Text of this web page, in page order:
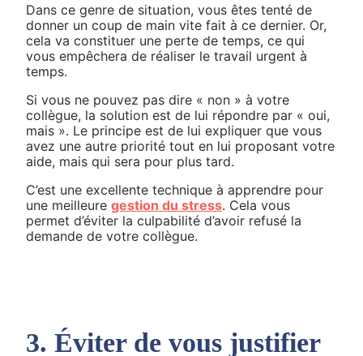
Dans ce genre de situation, vous êtes tenté de
donner un coup de main vite fait à ce dernier. Or,
cela va constituer une perte de temps, ce qui
vous empêchera de réaliser le travail urgent à
temps.
Si vous ne pouvez pas dire « non » à votre
collègue, la solution est de lui répondre par « oui,
mais ». Le principe est de lui expliquer que vous
avez une autre priorité tout en lui proposant votre
aide, mais qui sera pour plus tard.
C’est une excellente technique à apprendre pour
une meilleure gestion du stress. Cela vous
permet d’éviter la culpabilité d’avoir refusé la
demande de votre collègue.
3. Éviter de vous justifier